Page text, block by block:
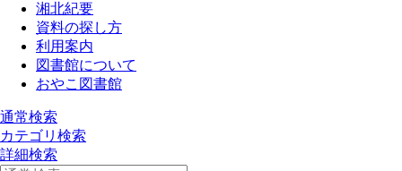
湘北紀要
資料の探し方
利用案内
図書館について
おやこ図書館
通常検索
カテゴリ検索
詳細検索